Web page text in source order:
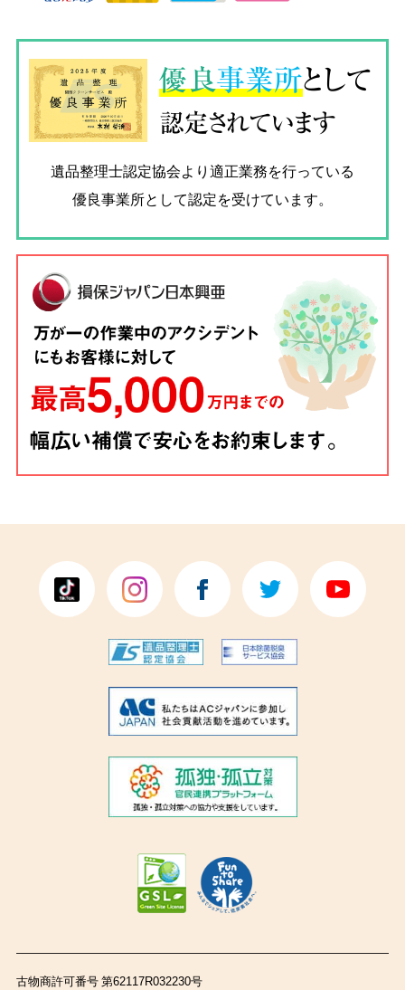
優良事業所として
認定されています
遺品整理士認定協会より適正業務を行っている
優良事業所として認定を受けています。
古物商許可番号 第62117R032230号